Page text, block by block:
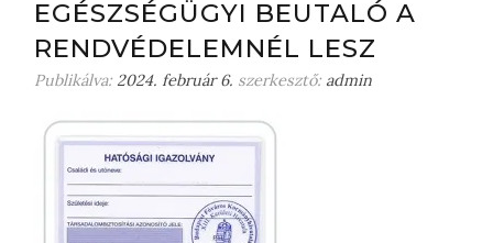
EGÉSZSÉGÜGYI BEUTALÓ A
RENDVÉDELEMNÉL LESZ
Publikálva: 2024. február 6. szerkesztő: admin